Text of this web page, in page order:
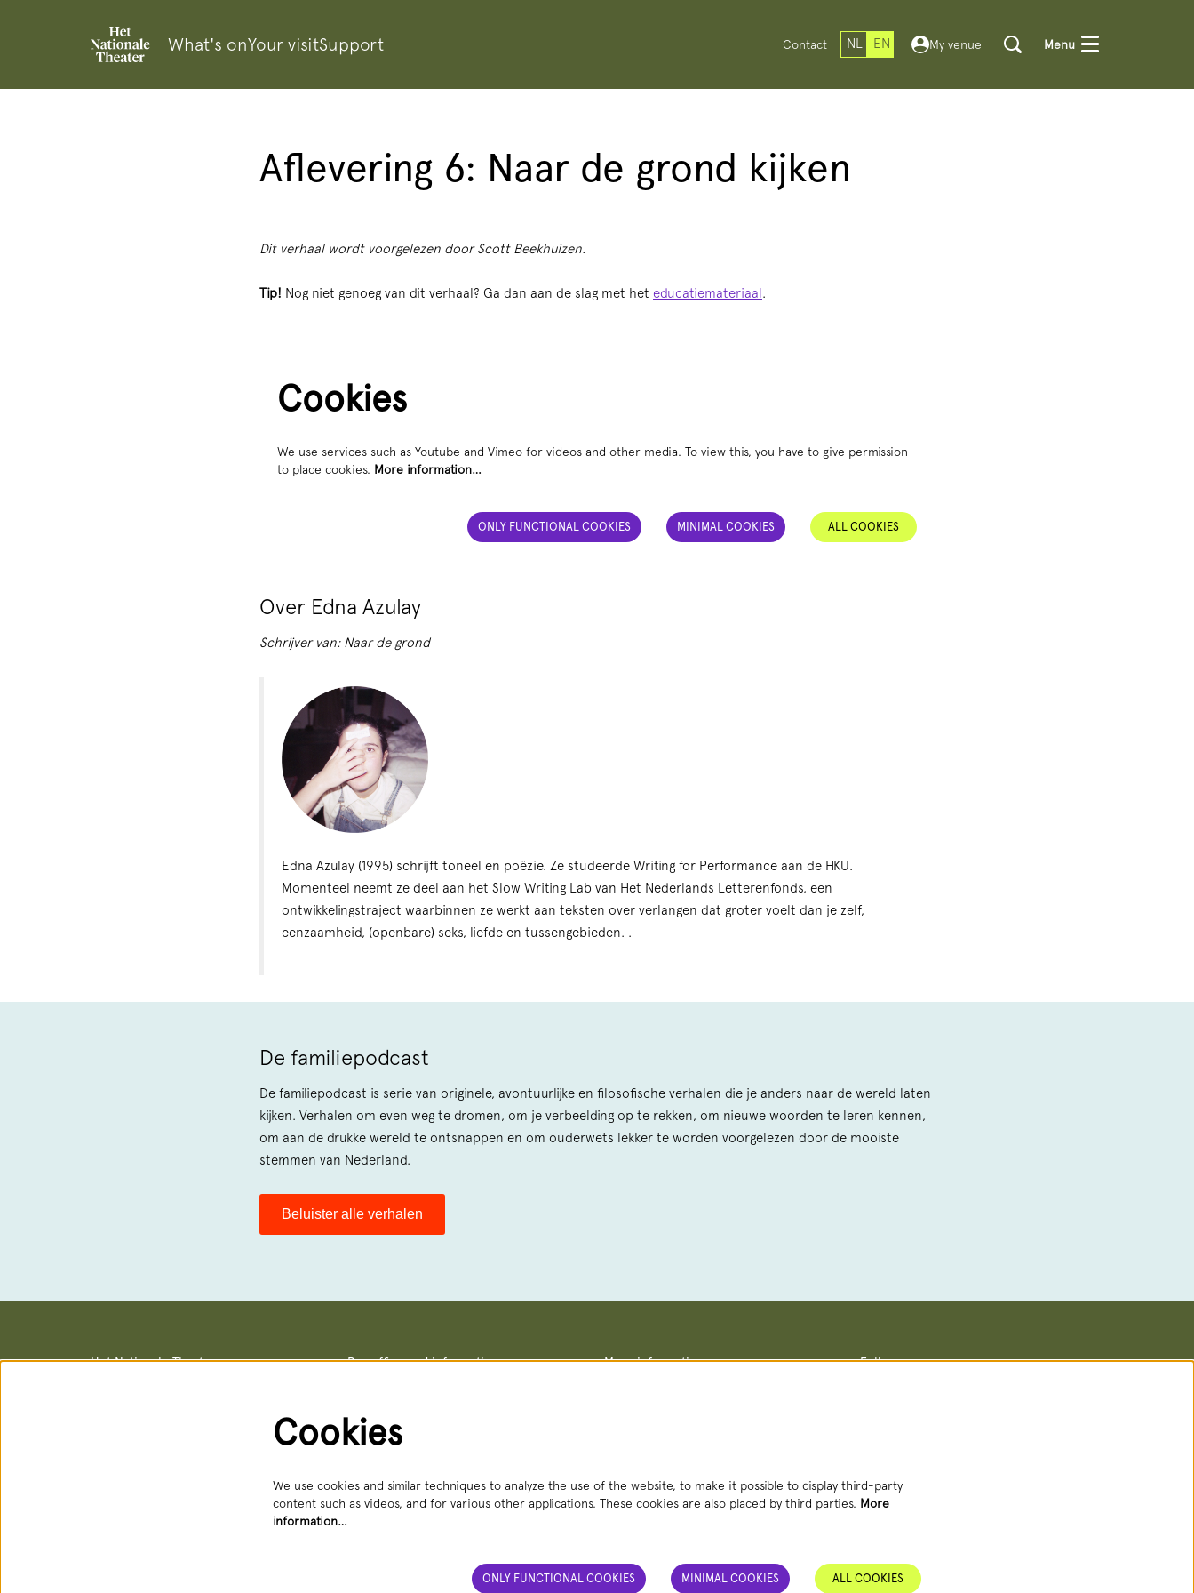
What's onYour visitSupport Contact NL EN My venue Menu
Aflevering 6: Naar de grond kijken
Dit verhaal wordt voorgelezen door Scott Beekhuizen.
Tip! Nog niet genoeg van dit verhaal? Ga dan aan de slag met het educatiemateriaal.
Cookies
We use services such as Youtube and Vimeo for videos and other media. To view this, you have to give permission
to place cookies. More information…
ONLY FUNCTIONAL COOKIES MINIMAL COOKIES ALL COOKIES
Over Edna Azulay
Schrijver van: Naar de grond
Edna Azulay (1995) schrijft toneel en poëzie. Ze studeerde Writing for Performance aan de HKU.
Momenteel neemt ze deel aan het Slow Writing Lab van Het Nederlands Letterenfonds, een
ontwikkelingstraject waarbinnen ze werkt aan teksten over verlangen dat groter voelt dan je zelf,
eenzaamheid, (openbare) seks, liefde en tussengebieden. .
De familiepodcast
De familiepodcast is serie van originele, avontuurlijke en filosofische verhalen die je anders naar de wereld laten
kijken. Verhalen om even weg te dromen, om je verbeelding op te rekken, om nieuwe woorden te leren kennen,
om aan de drukke wereld te ontsnappen en om ouderwets lekker te worden voorgelezen door de mooiste
stemmen van Nederland.
Beluister alle verhalen
Het Nationale Theater Box office and information
088 356 5 356
service@hnt.nl
More information Follow us
This site is protected by reCAPTCHA, data processing occurs in accordance with
Cloud Data Processing Addendum
Cookies
We use cookies and similar techniques to analyze the use of the website, to make it possible to display third-party
content such as videos, and for various other applications. These cookies are also placed by third parties. More
information…
ONLY FUNCTIONAL COOKIES MINIMAL COOKIES ALL COOKIES